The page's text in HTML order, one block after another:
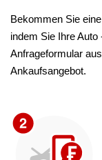
Bekommen Sie
indem Sie Ihre
Anfrageformular
Ankaufsangebot.